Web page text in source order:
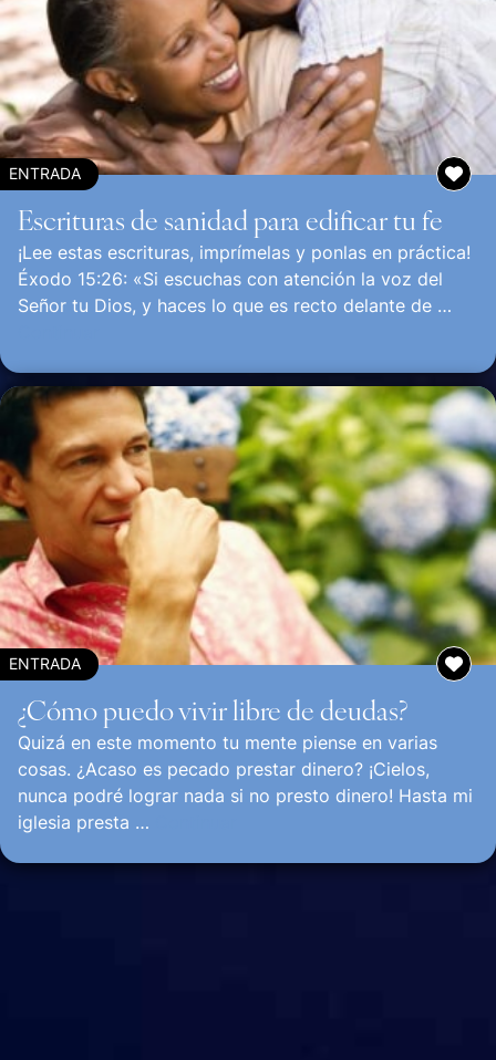
ENTRADA
Escrituras de sanidad para edificar tu fe
¡Lee estas escrituras, imprímelas y ponlas en práctica!
Éxodo 15:26: «Si escuchas con atención la voz del
Señor tu Dios, y haces lo que es recto delante de …
ENTRADA
¿Cómo puedo vivir libre de deudas?
Quizá en este momento tu mente piense en varias
cosas. ¿Acaso es pecado prestar dinero? ¡Cielos,
nunca podré lograr nada si no presto dinero! Hasta mi
iglesia presta …